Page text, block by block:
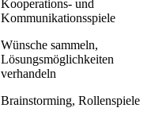
Kooperations- und
Kommunikationsspiele
Wünsche sammeln,
Lösungsmöglichkeiten
verhandeln
Brainstorming, Rollenspiele